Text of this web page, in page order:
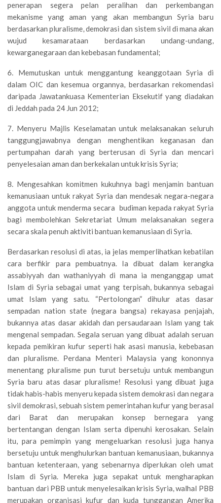
penerapan segera pelan peralihan dan perkembangan
mekanisme yang aman yang akan membangun Syria baru
berdasarkan pluralisme, demokrasi dan sistem sivil di mana akan
wujud kesamarataan berdasarkan undang-undang,
kewarganegaraan dan kebebasan fundamental;
6. Memutuskan untuk menggantung keanggotaan Syria di
dalam OIC dan kesemua organnya, berdasarkan rekomendasi
daripada Jawatankuasa Kementerian Eksekutif yang diadakan
di Jeddah pada 24 Jun 2012;
7. Menyeru Majlis Keselamatan untuk melaksanakan seluruh
tanggungjawabnya dengan menghentikan keganasan dan
pertumpahan darah yang berterusan di Syria dan mencari
penyelesaian aman dan berkekalan untuk krisis Syria;
8. Mengesahkan komitmen kukuhnya bagi menjamin bantuan
kemanusiaan untuk rakyat Syria dan mendesak negara-negara
anggota untuk menderma secara budiman kepada rakyat Syria
bagi membolehkan Sekretariat Umum melaksanakan segera
secara skala penuh aktiviti bantuan kemanusiaan di Syria.
Berdasarkan resolusi di atas, ia jelas memperlihatkan kebatilan
cara berfikir para pembuatnya. Ia dibuat dalam kerangka
assabiyyah dan wathaniyyah di mana ia menganggap umat
Islam di Syria sebagai umat yang terpisah, bukannya sebagai
umat Islam yang satu. “Pertolongan” dihulur atas dasar
sempadan nation state (negara bangsa) rekayasa penjajah,
bukannya atas dasar akidah dan persaudaraan Islam yang tak
mengenal sempadan. Segala seruan yang dibuat adalah seruan
kepada pemikiran kufur seperti hak asasi manusia, kebebasan
dan pluralisme. Perdana Menteri Malaysia yang kononnya
menentang pluralisme pun turut bersetuju untuk membangun
Syria baru atas dasar pluralisme! Resolusi yang dibuat juga
tidak habis-habis menyeru kepada sistem demokrasi dan negara
sivil demokrasi, sebuah sistem pemerintahan kufur yang berasal
dari Barat dan merupakan konsep bernegara yang
bertentangan dengan Islam serta dipenuhi kerosakan. Selain
itu, para pemimpin yang mengeluarkan resolusi juga hanya
bersetuju untuk menghulurkan bantuan kemanusiaan, bukannya
bantuan ketenteraan, yang sebenarnya diperlukan oleh umat
Islam di Syria. Mereka juga sepakat untuk mengharapkan
bantuan dari PBB untuk menyelesaikan krisis Syria, walhal PBB
merupakan organisasi kufur dan kuda tunggangan Amerika